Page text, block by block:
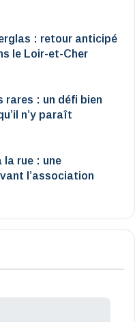
: retour anticipé
le Loir-et-Cher
rares : un défi bien
n’y paraît
la rue : une
l’association